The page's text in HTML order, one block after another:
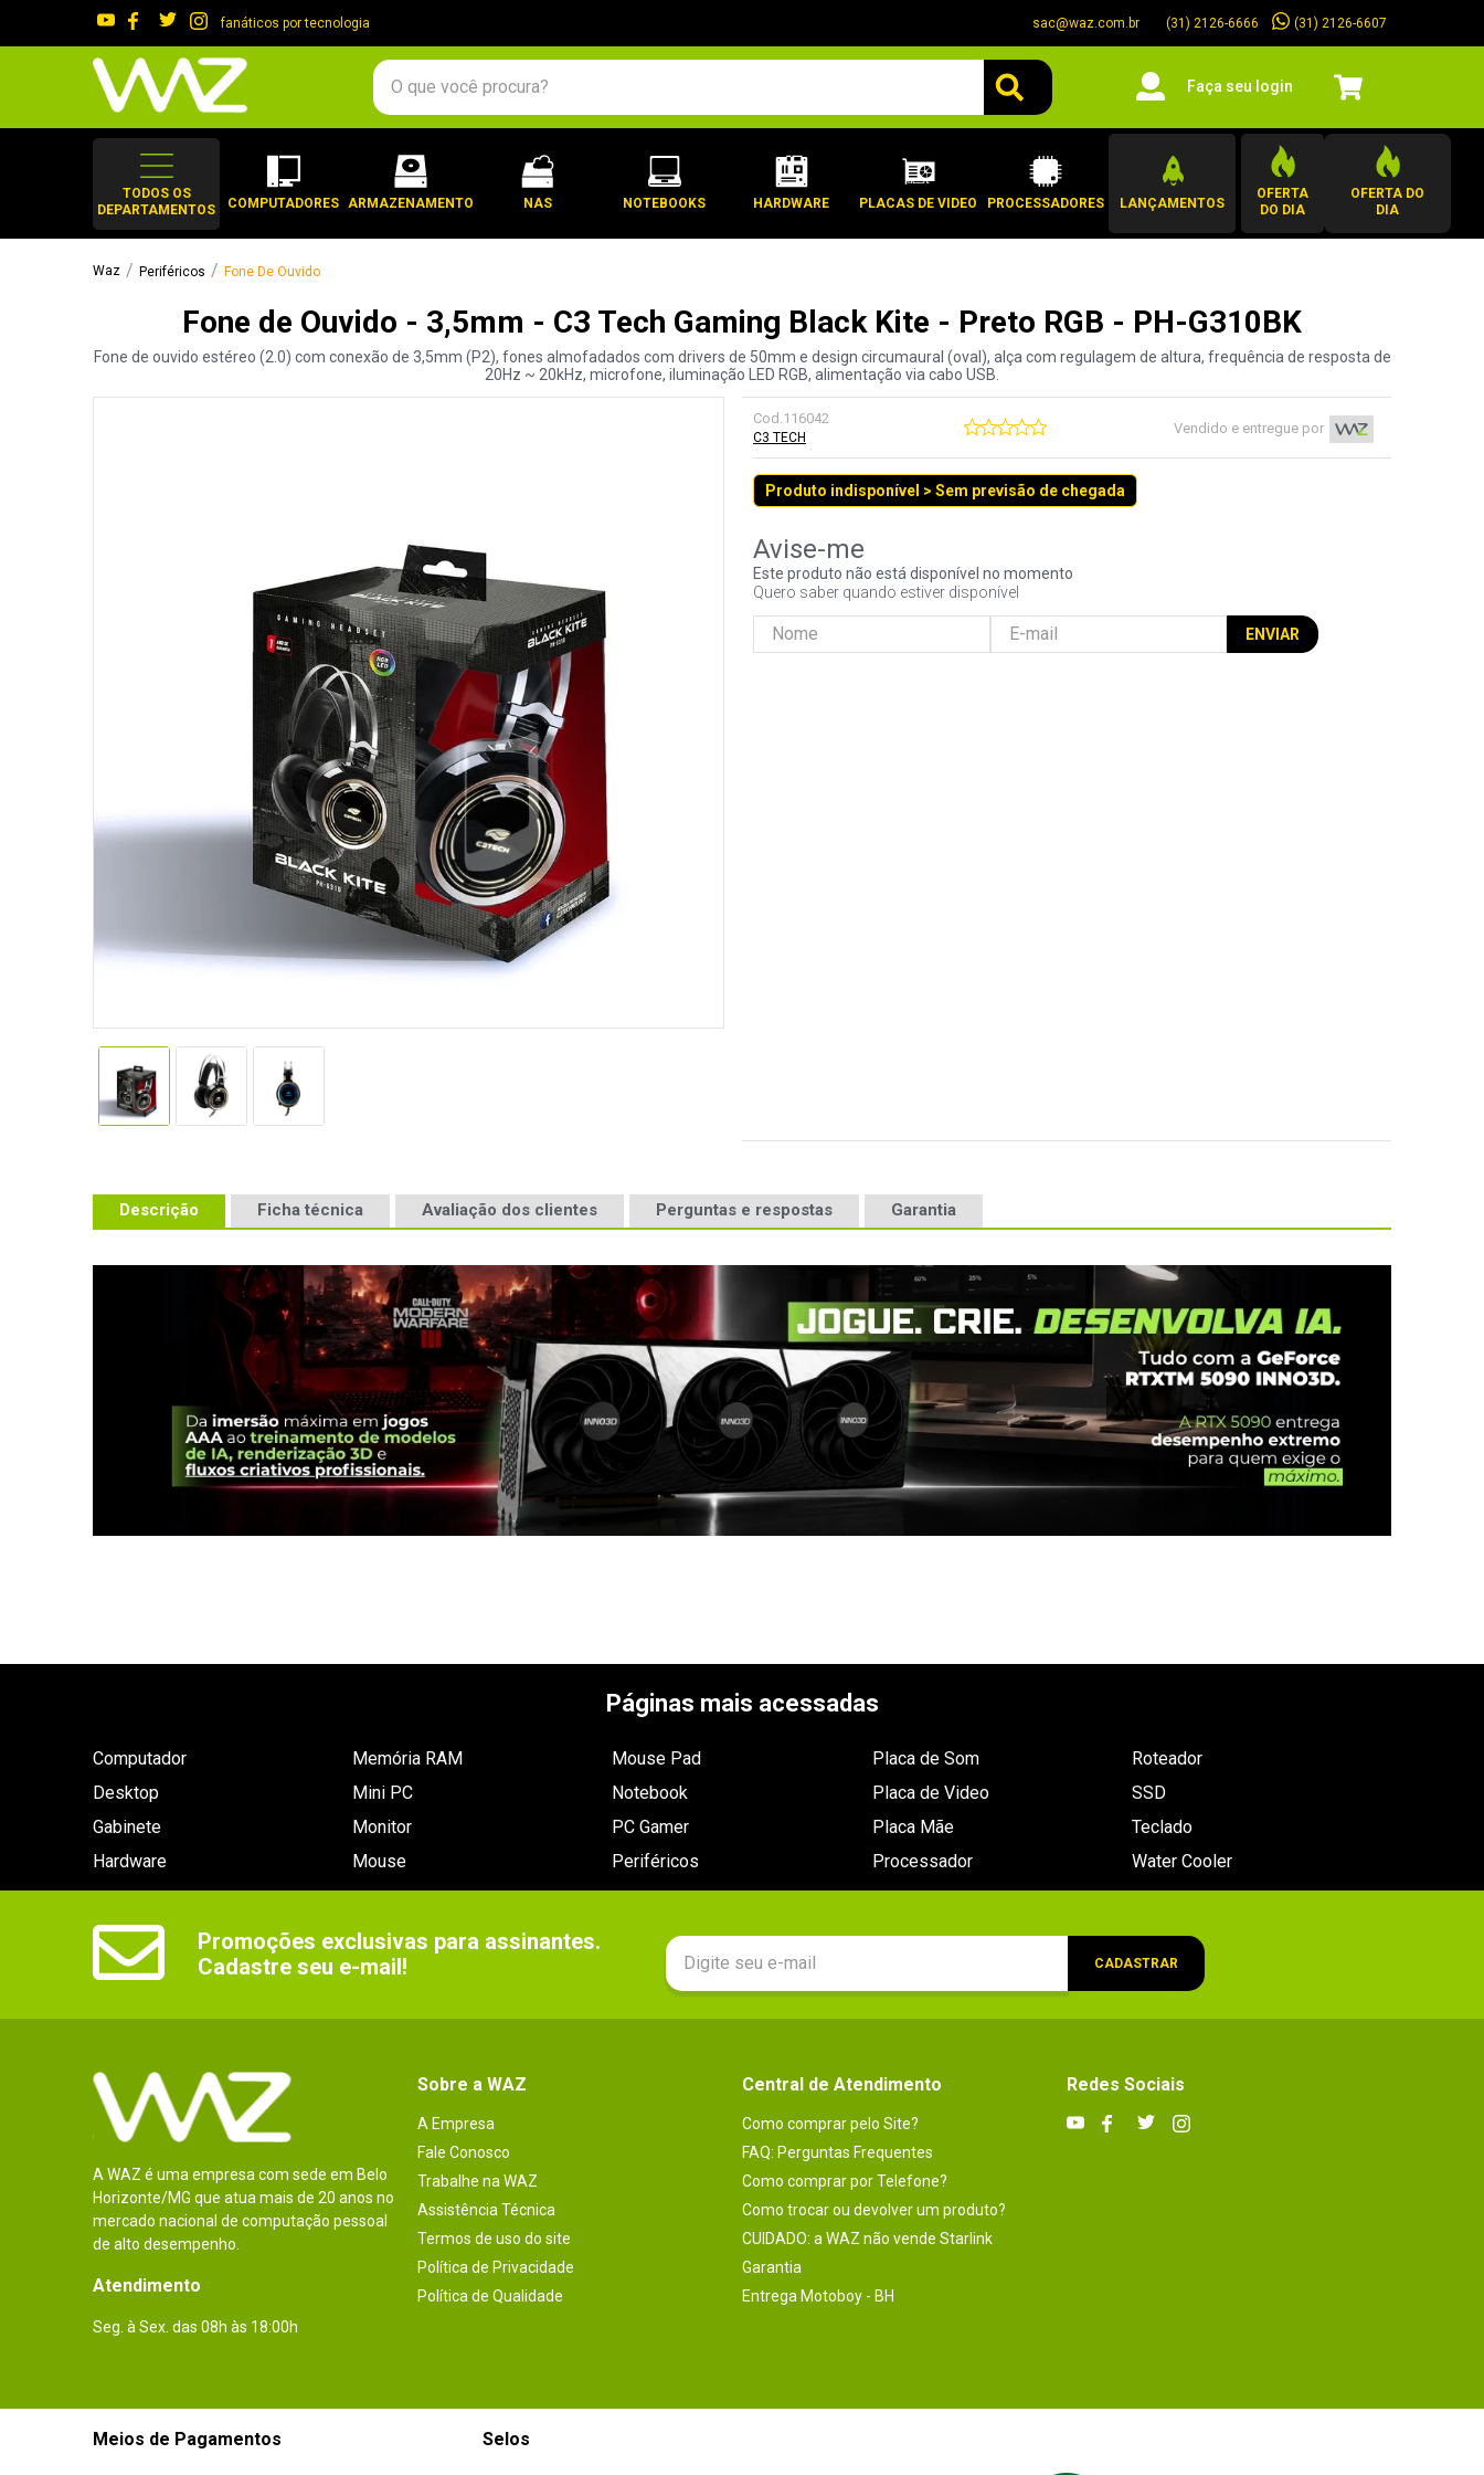
fanáticos por tecnologia sac@waz.com.br (31) 2126-6666 (31) 2126-6607
O que você procura?
Faça seu login
TODOS OS
DEPARTAMENTOS
COMPUTADORES ARMAZENAMENTO NAS NOTEBOOKS HARDWARE PLACAS DE VIDEO PROCESSADORES LANÇAMENTOS
OFERTA
DO DIA
OFERTA DO
DIA
Periféricos Fone De Ouvido
Fone de Ouvido - 3,5mm - C3 Tech Gaming Black Kite - Preto RGB - PH-G310BK
Fone de ouvido estéreo (2.0) com conexão de 3,5mm (P2), fones almofadados com drivers de 50mm e design circumaural (oval), alça com regulagem de altura, frequência de resposta de
20Hz ~ 20kHz, microfone, iluminação LED RGB, alimentação via cabo USB.
Cod.116042
C3 TECH
Vendido e entregue por
Produto indisponível > Sem previsão de chegada
Este produto não está disponível no momento
Quero saber quando estiver disponível
ENVIAR
Descrição Ficha técnica Avaliação dos clientes Perguntas e respostas Garantia
Páginas mais acessadas
Computador
Desktop
Gabinete
Hardware
Memória RAM
Mini PC
Monitor
Mouse
Mouse Pad
Notebook
PC Gamer
Periféricos
Placa de Som
Placa de Video
Placa Mãe
Processador
Roteador
SSD
Teclado
Water Cooler
Promoções exclusivas para assinantes.
Cadastre seu e-mail!
CADASTRAR
A WAZ é uma empresa com sede em Belo
Horizonte/MG que atua mais de 20 anos no
mercado nacional de computação pessoal
de alto desempenho.
Atendimento
Seg. à Sex. das 08h às 18:00h
Sobre a WAZ
A Empresa
Fale Conosco
Trabalhe na WAZ
Assistência Técnica
Termos de uso do site
Política de Privacidade
Política de Qualidade
Central de Atendimento
Como comprar pelo Site?
FAQ: Perguntas Frequentes
Como comprar por Telefone?
Como trocar ou devolver um produto?
CUIDADO: a WAZ não vende Starlink
Garantia
Entrega Motoboy - BH
Redes Sociais
Meios de Pagamentos Selos
gabinete
2º
keychron
5º
openbox
6º
mouse